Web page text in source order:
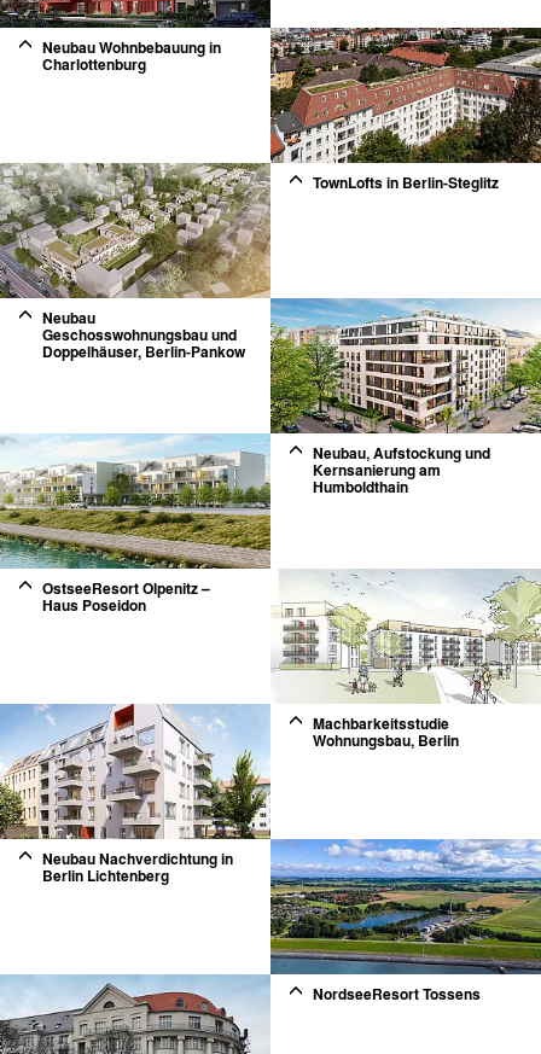
Neubau Wohnbebauung in
Charlottenburg
TownLofts in Berlin-Steglitz
Neubau
Geschosswohnungsbau und
Doppelhäuser, Berlin-Pankow
Neubau, Aufstockung und
Kernsanierung am
Humboldthain
OstseeResort Olpenitz –
Haus Poseidon
Machbarkeitsstudie
Wohnungsbau, Berlin
Neubau Nachverdichtung in
Berlin Lichtenberg
NordseeResort Tossens